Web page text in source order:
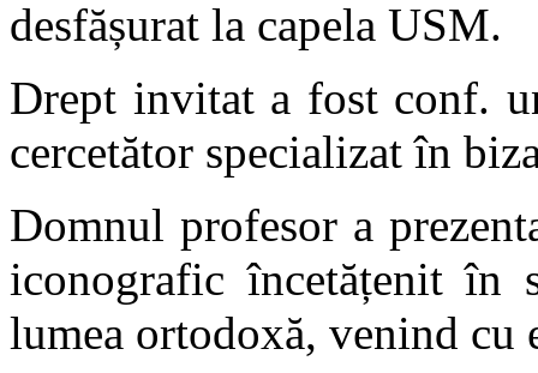
desfășurat la capela USM.
Drept invitat a fost conf.
cercetător specializat în
Domnul profesor a
iconografic încetățenit în
lumea ortodoxă, venind